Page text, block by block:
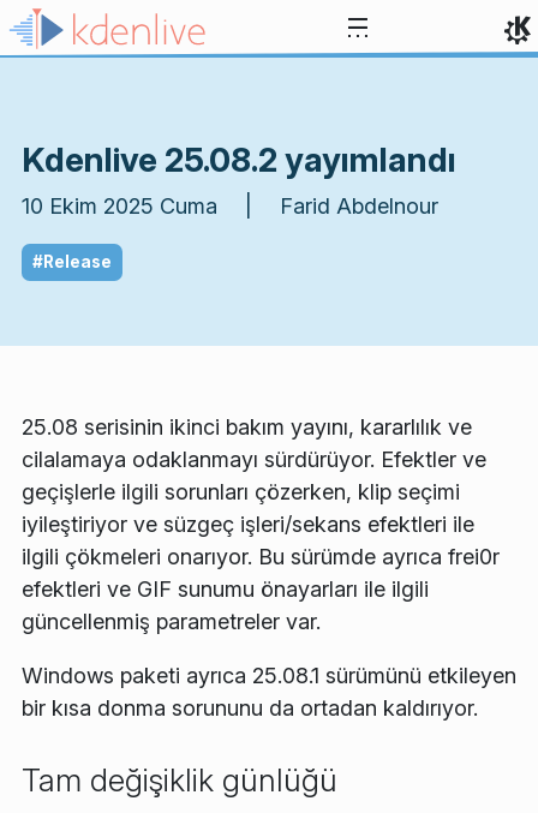
İçeriğe atla
Kdenlive 25.08.2 yayımlandı
10 Ekim 2025 Cuma | Farid Abdelnour
#Release
25.08 serisinin ikinci bakım yayını, kararlılık ve
cilalamaya odaklanmayı sürdürüyor. Efektler ve
geçişlerle ilgili sorunları çözerken, klip seçimi
iyileştiriyor ve süzgeç işleri/sekans efektleri ile
ilgili çökmeleri onarıyor. Bu sürümde ayrıca frei0r
efektleri ve GIF sunumu önayarları ile ilgili
güncellenmiş parametreler var.
Windows paketi ayrıca 25.08.1 sürümünü etkileyen
bir kısa donma sorununu da ortadan kaldırıyor.
Tam değişiklik günlüğü